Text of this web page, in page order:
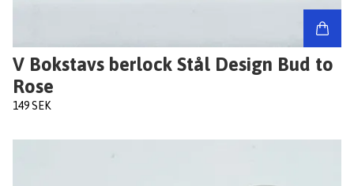
V Bokstavs berlock Stål Design Bud to
Rose
149 SEK